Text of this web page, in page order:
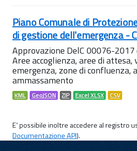
Piano Comunale di
di gestione dell'emergenza -
Approvazione DelC 00076-
Aree accoglienza, aree di
emergenza, zone di confluenza,
ammassamento
KML GeoJSON ZIP Excel XLSX CSV
E' possibile inoltre accedere al registro
Documentazione API).